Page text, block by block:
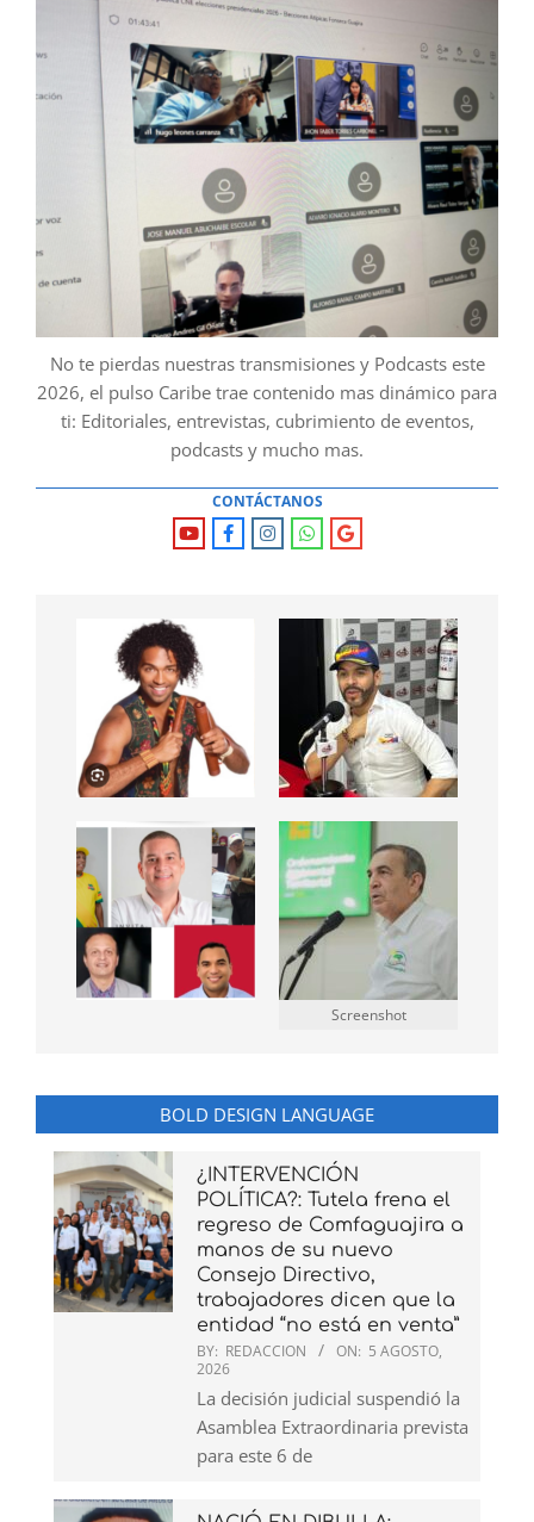
No te pierdas nuestras transmisiones y Podcasts este
2026, el pulso Caribe trae contenido mas dinámico para
ti: Editoriales, entrevistas, cubrimiento de eventos,
podcasts y mucho mas.
CONTÁCTANOS
Screenshot
BOLD DESIGN LANGUAGE
¿INTERVENCIÓN
POLÍTICA?: Tutela frena el
regreso de Comfaguajira a
manos de su nuevo
Consejo Directivo,
trabajadores dicen que la
entidad “no está en venta”
BY: REDACCION ON: 5 AGOSTO,
2026
La decisión judicial suspendió la
Asamblea Extraordinaria prevista
para este 6 de